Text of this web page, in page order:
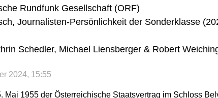
Rundfunk Gesellschaft (ORF)
Journalisten-Persönlichkeit der Sonderklasse
Schedler, Michael Liensberger & Robert
2024, 15:55
Mai 1955 der Österreichische Staatsvertrag im Schloss